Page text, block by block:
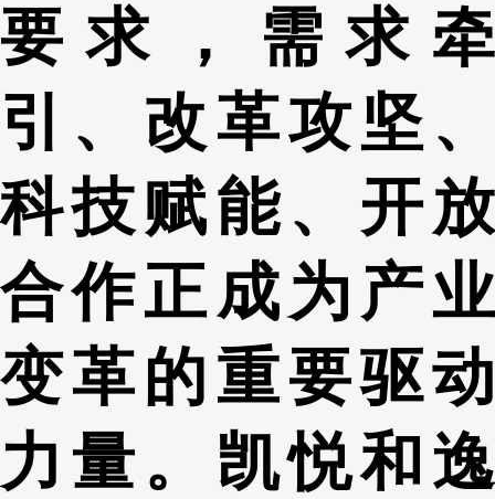
要求，需求牵
引、改革攻坚、
科技赋能、开放
合作正成为产业
变革的重要驱动
力量。凯悦和逸